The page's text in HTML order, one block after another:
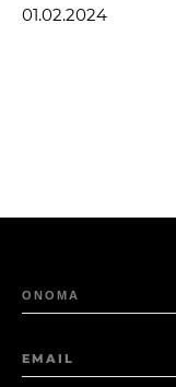
01.02.2024
ΟΝΟΜΑ
EMAIL